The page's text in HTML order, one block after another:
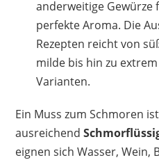
anderweitige Gewürze
perfekte Aroma. Die
Rezepten reicht von
milde bis hin zu
Varianten.
Ein Muss zum Schmoren ist
ausreichend
eignen sich Wasser, Wein,